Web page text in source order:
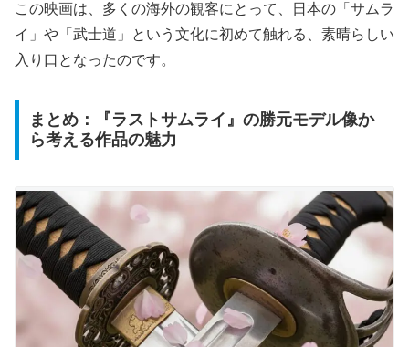
この映画は、多くの海外の観客にとって、日本の「サムラ
イ」や「武士道」という文化に初めて触れる、素晴らしい
入り口となったのです。
まとめ：『ラストサムライ』の勝元モデル像か
ら考える作品の魅力